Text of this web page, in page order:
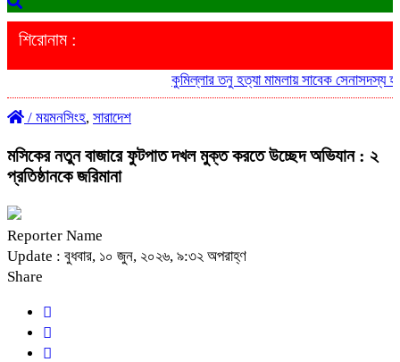
শিরোনাম :
কুমিল্লার তনু হত্যা মামলায় সাবেক সেনাসদস্য
/ ময়মনসিংহ, সারাদেশ
মসিকের নতুন বাজারে ফুটপাত দখল মুক্ত করতে উচ্ছেদ অভিযান : ২
প্রতিষ্ঠানকে জরিমানা
Reporter Name
Update : বুধবার, ১০ জুন, ২০২৬, ৯:৩২ অপরাহ্ণ
Share